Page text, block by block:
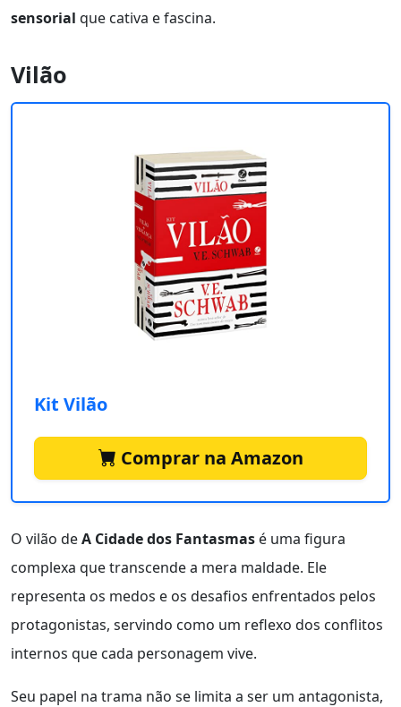
sensorial que cativa e fascina.
Vilão
Kit Vilão
Comprar na Amazon
O vilão deA Cidade dos Fantasmas é uma figura
complexa que transcende a mera maldade. Ele
representa os medos e os desafios enfrentados pelos
protagonistas, servindo como um reflexo dos conflitos
internos que cada personagem vive.
Seu papel na trama não se limita a ser um antagonista,